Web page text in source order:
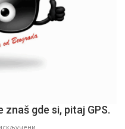
znaš gde si, pitaj GPS.